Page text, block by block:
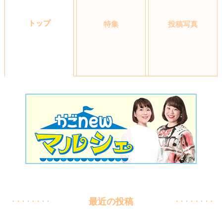
トップ 特集 投稿写真
最近の投稿